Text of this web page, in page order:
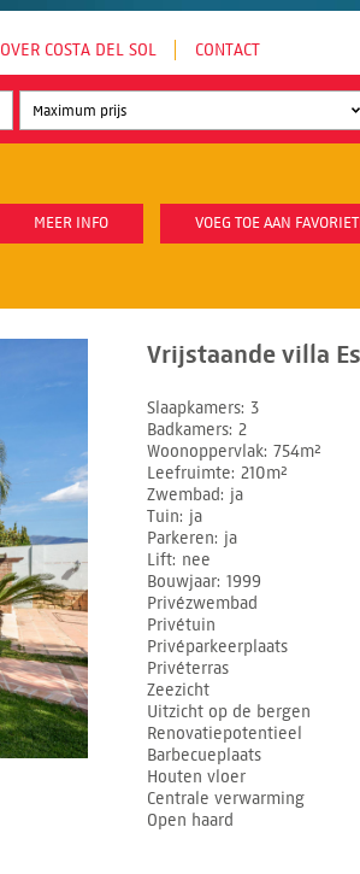
OVER COSTA DEL SOL CONTACT
MEER INFO VOEG TOE AAN
Vrijstaande villa
Slaapkamers 3
Badkamers 2
Woonoppervlak 754m²
Leefruimte 210m²
Zwembad
ja
Tuin ja
Parkeren ja
Lift nee
Bouwjaar 1999
Privézwembad
Privétuin
Privéparkeerplaats
Privéterras
Zeezicht
Uitzicht op de bergen
Renovatiepotentieel
Barbecueplaats
Houten vloer
Centrale verwarming
Open haard